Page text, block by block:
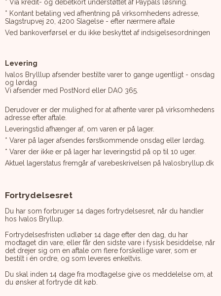
* Via kredit- og debetkort understøttet af Paypals løsning.
* Kontant betaling ved afhentning på virksomhedens adresse,
Slagstrupvej 20, 4200 Slagelse - efter nærmere aftale
Ved bankoverførsel er du ikke beskyttet af indsigelsesordningen
Levering
Ivalos Brylllup afsender bestilte varer to gange ugentligt - onsdag
og lørdag
Vi afsender med PostNord eller DAO 365.
Derudover er der mulighed for at afhente varer på virksomhedens
adresse efter aftale.
Leveringstid afhænger af, om varen er på lager.
* Varer på lager afsendes førstkommende onsdag eller lørdag.
* Varer der ikke er på lager har leveringstid på op til 10 uger.
Aktuel lagerstatus fremgår af varebeskrivelsen på Ivalosbryllup.dk
Fortrydelsesret
Du har som forbruger 14 dages fortrydelsesret, når du handler
hos Ivalos Bryllup.
Fortrydelsesfristen udløber 14 dage efter den dag, du har
modtaget din vare, eller får den sidste vare i fysisk besiddelse, når
det drejer sig om en aftale om flere forskellige varer, som er
bestilt i én ordre, og som leveres enkeltvis.
Du skal inden 14 dage fra modtagelse give os meddelelse om, at
du ønsker at fortryde dit køb.